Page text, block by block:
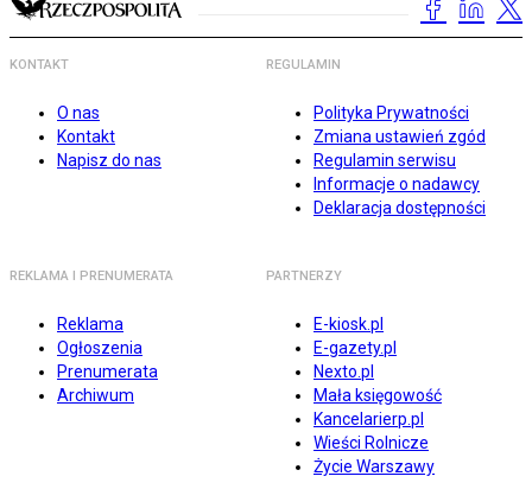
KONTAKT
O nas
Kontakt
Napisz do nas
REGULAMIN
Polityka Prywatności
Zmiana ustawień zgód
Regulamin serwisu
Informacje o nadawcy
Deklaracja dostępności
REKLAMA I PRENUMERATA
Reklama
Ogłoszenia
Prenumerata
Archiwum
PARTNERZY
E-kiosk.pl
E-gazety.pl
Nexto.pl
Mała księgowość
Kancelarierp.pl
Wieści Rolnicze
Życie Warszawy